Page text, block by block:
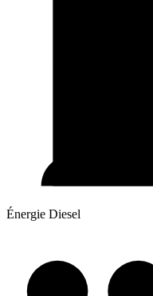
Énergie Diesel